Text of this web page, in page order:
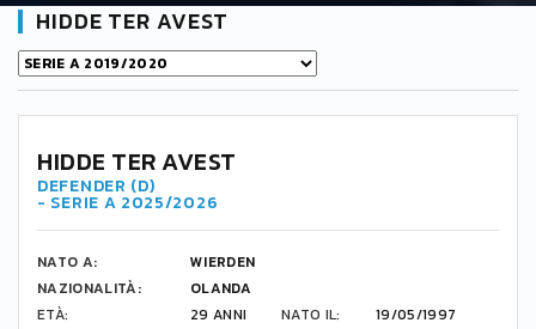
HIDDE TER AVEST
HIDDE TER AVEST
DEFENDER (D)
- SERIE A 2025/2026
NATO A:
WIERDEN
NAZIONALITÀ:
OLANDA
ETÀ:
29 ANNI NATO IL:
19/05/1997